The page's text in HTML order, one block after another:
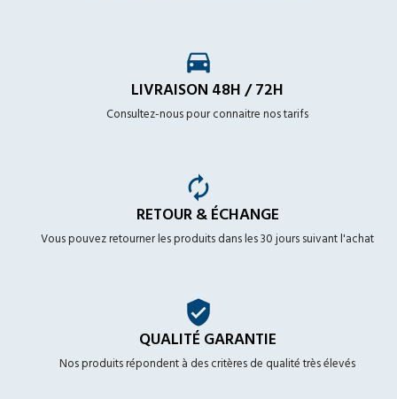
time_to_leave
LIVRAISON 48H / 72H
Consultez-nous pour connaitre nos tarifs
autorenew
RETOUR & ÉCHANGE
Vous pouvez retourner les produits dans les 30 jours suivant l'achat
verified_user
QUALITÉ GARANTIE
Nos produits répondent à des critères de qualité très élevés